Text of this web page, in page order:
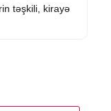
təşkili, kirayə